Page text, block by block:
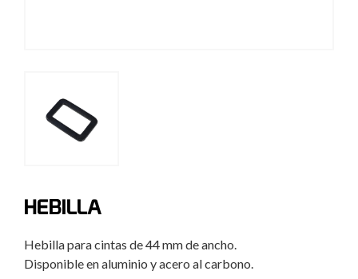
HEBILLA
Hebilla para cintas de 44 mm de ancho.
Disponible en aluminio y acero al carbono.